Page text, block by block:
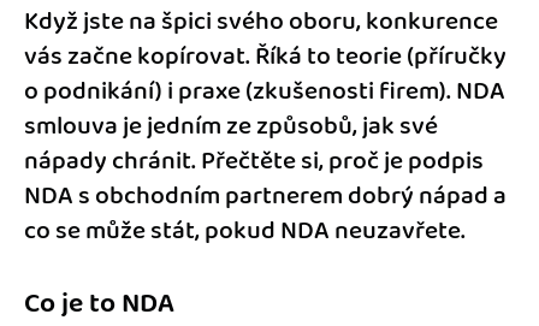
Když jste na špici svého oboru, konkurence
vás začne kopírovat. Říká to teorie (příručky
o podnikání) i praxe (zkušenosti firem). NDA
smlouva je jedním ze způsobů, jak své
nápady chránit. Přečtěte si, proč je podpis
NDA s obchodním partnerem dobrý nápad a
co se může stát, pokud NDA neuzavřete.
Co je to NDA